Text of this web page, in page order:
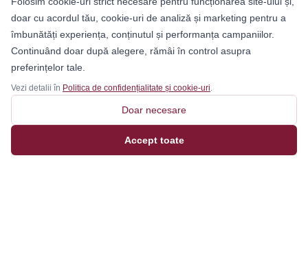
doar cu acordul tău, cookie-uri de analiză și marketing pentru a
îmbunătăți experiența, conținutul și performanța campaniilor.
Continuând doar după alegere, rămâi în control asupra
preferințelor tale.
Vezi detalii în Politica de confidențialitate și cookie-uri.
Doar necesare
Accept toate